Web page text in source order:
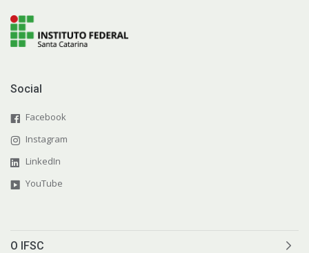
Social
Facebook
Instagram
LinkedIn
YouTube
O IFSC